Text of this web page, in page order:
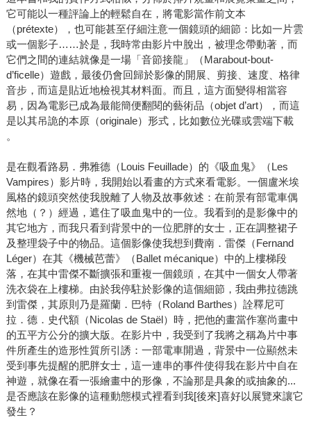
它可能以一種評論上的輕鬆自在，將電影當作前文本
（prétexte），也可能甚至仔細注意一個鏡頭的細節：比如一片雲
或一個影子……於是，我時常由影片中脫出，被理念帶動著，而
它們之間的連結就像是一場「音節接龍」（Marabout-bout-
d’ficelle）遊戲，最後仍會回歸於影像的開展、剪接、速度、格律
音步，而這是貼近地檢視其材料面。而且，這方面變得相當容
易，因為電影已成為最能簡便翻閱的藝術品（objet d’art），而這
是以其吊詭的本原（originale）形式，比如數位光碟或雲端下載
。
是在觀看路易．弗雅德（Louis Feuillade）的《吸血鬼》（Les
Vampires）影片時，我開始以看畫的方式來看電影。一個盧米埃
風格的鏡頭突然使我脫離了人物及故事敘述：在前景有部電車偶
然地（？）經過，遮住了吸血鬼中的一位。我看到的是影像中的
其它地方，而我只看到背景中的一位肥胖的女士，正在調整裙子
及整理袋子中的物品。這個影像使我想到費南．雷傑（Fernand
Léger）在其《機械芭蕾》（Ballet mécanique）中的上樓梯段
落，在其中雷傑不斷擴張和重複一個鏡頭，在其中一個女人帶著
洗衣袋在上樓梯。由於我停駐於影像的這個細節，我由弗拉德跳
到雷傑，其原則乃是羅蘭．巴特（Roland Barthes）詮釋尼可
拉．德．史代額（Nicolas de Staël）時，把他的畫當作塞尚畫中
的五平方公分的擴大版。在影片中，我受到了我將之稱為片中事
件所產生的造形性質所引誘：一部電車開過，背景中一位顯然未
受到事先提醒的肥胖女士，這一連串的事件使得我在影片中自在
神遊，就像在看一張繪畫中的形像，不論那是具象的或抽象的...
是否應該在影像的這種動態模式裡看到我[後來]喜好以展覽來讓它
發生？